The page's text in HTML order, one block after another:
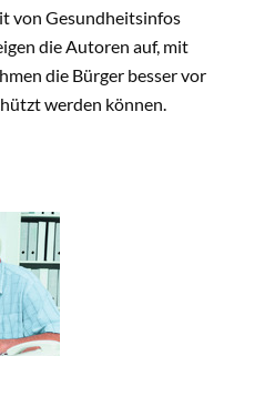
von Gesundheitsinfos
die Autoren auf, mit
die Bürger besser vor
werden können.